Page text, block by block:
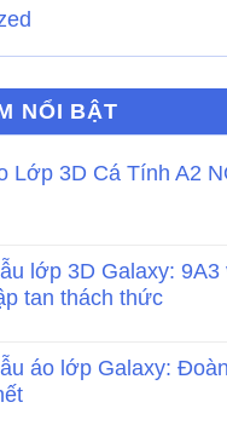
NỔI BẬT
Lớp 3D Cá Tính A2
lớp 3D Galaxy:
tan thách thức
áo lớp Galaxy: